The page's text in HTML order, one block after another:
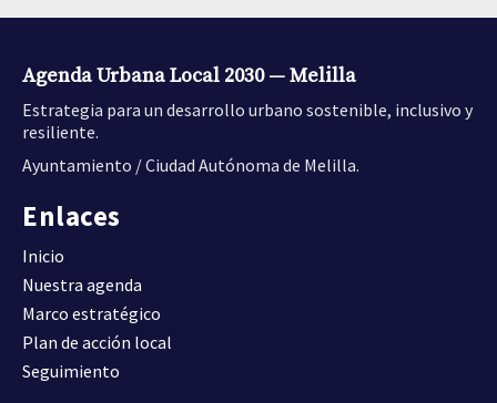
mixto discontinuo sobre suelo
SUELO URBANO DISCONTINUO
D08
superficie de suelo urbano
(Viv/ha).
D09
Superficie construida total
por superficie de suelo
(m2t/m2s)
Agenda Urbana Local 2030 — Melilla
Estrategia para un desarrollo urbano sostenible, inclusivo y
resiliente.
Ayuntamiento / Ciudad Autónoma de Melilla.
Enlaces
Inicio
Nuestra agenda
Marco estratégico
Plan de acción local
Seguimiento